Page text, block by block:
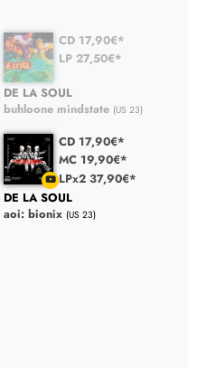
CD 17,90€*
LP 27,50€*
DE LA SOUL
buhloone mindstate (US 23)
CD 17,90€*
MC 19,90€*
LPx2 37,90€*
DE LA SOUL
aoi: bionix (US 23)